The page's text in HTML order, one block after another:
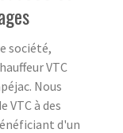
société,
VTC
Nous
VTC à des
d'un